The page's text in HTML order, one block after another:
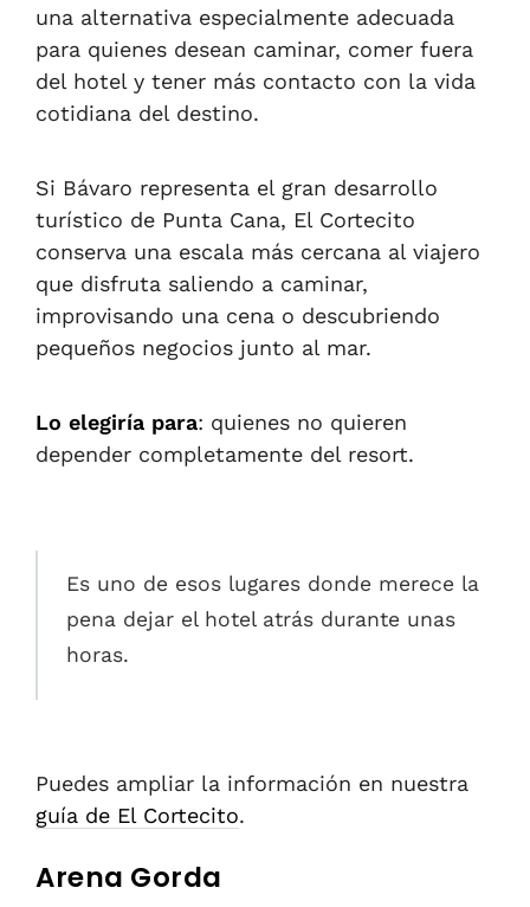
una alternativa especialmente adecuada
para quienes desean caminar, comer fuera
del hotel y tener más contacto con la vida
cotidiana del destino.
Si Bávaro representa el gran desarrollo
turístico de Punta Cana, El Cortecito
conserva una escala más cercana al viajero
que disfruta saliendo a caminar,
improvisando una cena o descubriendo
pequeños negocios junto al mar.
Lo elegiría para: quienes no quieren
depender completamente del resort.
Es uno de esos lugares donde merece la
pena dejar el hotel atrás durante unas
horas.
Puedes ampliar la información en nuestra
guía de El Cortecito.
Arena Gorda